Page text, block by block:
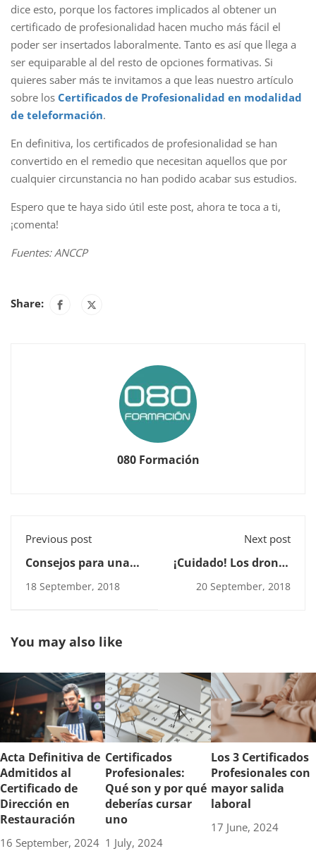
dice esto, porque los factores implicados al obtener un
certificado de profesionalidad hacen mucho más fácil el
poder ser insertados laboralmente. Tanto es así que llega a
ser equiparable al del resto de opciones formativas. Si
quieres saber más te invitamos a que leas nuestro artículo
sobre los Certificados de Profesionalidad en modalidad
de teleformación.
En definitiva, los certificados de profesionalidad se han
convertido en el remedio que necesitan aquellos que por
cualquier circunstancia no han podido acabar sus estudios.
Espero que te haya sido útil este post, ahora te toca a ti,
¡comenta!
Fuentes: ANCCP
Share:
080 Formación
Previous post
Consejos para una
frente al ordenador
18 September, 2018
Next post
¡Cuidado! Los drones
facilitarnos la vida.
20 September, 2018
You may also like
Acta Definitiva de
Admitidos al
Certificado de
Dirección en
Restauración
16 September, 2024
Certificados
Profesionales:
Qué son y por qué
deberías cursar
uno
1 July, 2024
Los 3 Certificados
Profesionales con
mayor salida
laboral
17 June, 2024